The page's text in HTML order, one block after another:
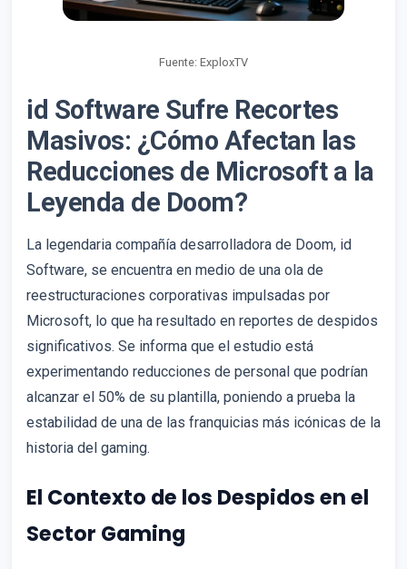
Fuente: ExploxTV
id Software Sufre Recortes
Masivos: ¿Cómo Afectan las
Reducciones de Microsoft a la
Leyenda de Doom?
La legendaria compañía desarrolladora de Doom, id
Software, se encuentra en medio de una ola de
reestructuraciones corporativas impulsadas por
Microsoft, lo que ha resultado en reportes de despidos
significativos. Se informa que el estudio está
experimentando reducciones de personal que podrían
alcanzar el 50% de su plantilla, poniendo a prueba la
estabilidad de una de las franquicias más icónicas de la
historia del gaming.
El Contexto de los Despidos en el
Sector Gaming